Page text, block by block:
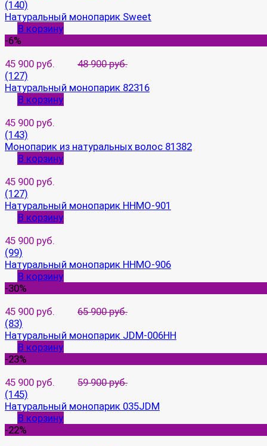
(140)
Натуральный монопарик Sweet
В корзину
-6%
45 900 руб.
48 900 руб.
(127)
Натуральный монопарик 82316
В корзину
45 900 руб.
(143)
Монопарик из натуральных волос 81382
В корзину
45 900 руб.
(127)
Натуральный монопарик HHMO-901
В корзину
45 900 руб.
(99)
Натуральный монопарик HHMO-906
В корзину
-30%
45 900 руб.
65 900 руб.
(83)
Натуральный монопарик JDM-006HH
В корзину
-23%
45 900 руб.
59 900 руб.
(145)
Натуральный монопарик 035JDM
В корзину
-22%